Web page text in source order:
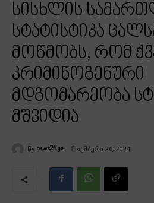
სისხლის
სტატისტიკა
მოწმობს, რომ
კრიმინოგენური
მდგომარეობა
მშვიდია
By news24.ge ნოემბერი 26, 2024